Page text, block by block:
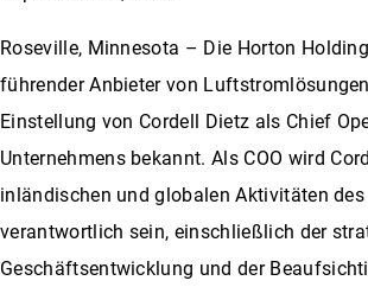
Roseville, Minnesota – Die Horton
führender Anbieter von
Einstellung von Cordell Dietz als Chief
Unternehmens bekannt. Als COO wird
inländischen und globalen Aktivitäten des
verantwortlich sein, einschließlich der
Geschäftsentwicklung und der